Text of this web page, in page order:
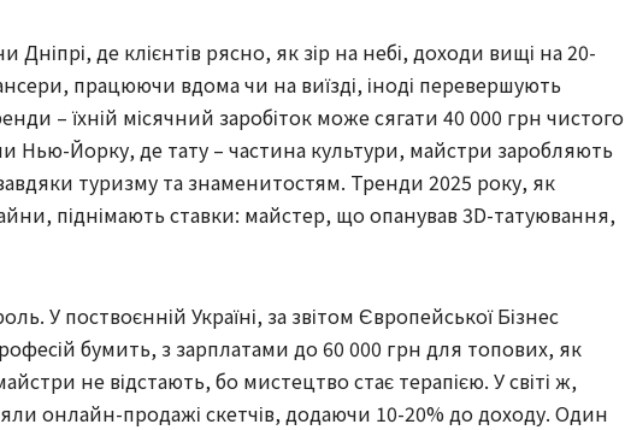
Дніпрі, де клієнтів рясно, як зір на небі, доходи вищі на 20-
працюючи вдома чи на виїзді, іноді перевершують
– їхній місячний заробіток може сягати 40 000 грн чистого
Нью-Йорку, де тату – частина культури, майстри заробляють
туризму та знаменитостям. Тренди 2025 року, як
піднімають ставки: майстер, що опанував 3D-татуювання,
У поствоєнній Україні, за звітом Європейської Бізнес
бумить, з зарплатами до 60 000 грн для топових, як
не відстають, бо мистецтво стає терапією. У світі ж,
онлайн-продажі скетчів, додаючи 10-20% до доходу. Один